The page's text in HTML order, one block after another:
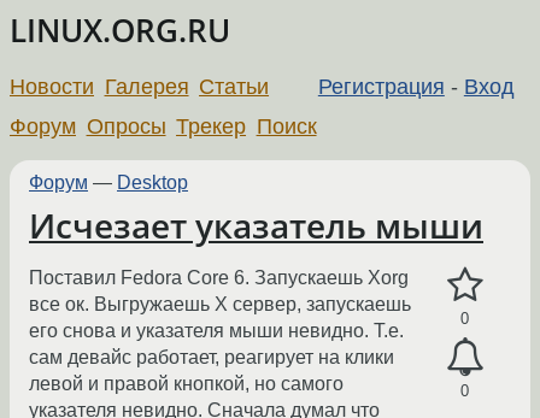
LINUX.ORG.RU
Регистрация - Вход
Новости Галерея Статьи
Форум Опросы Трекер Поиск
Форум — Desktop
Исчезает указатель мыши
0
0
Поставил Fedora Core 6. Запускаешь Xorg
все ок. Выгружаешь X сервер, запускаешь
его снова и указателя мыши невидно. Т.е.
сам девайс работает, реагирует на клики
левой и правой кнопкой, но самого
указателя невидно. Сначала думал что